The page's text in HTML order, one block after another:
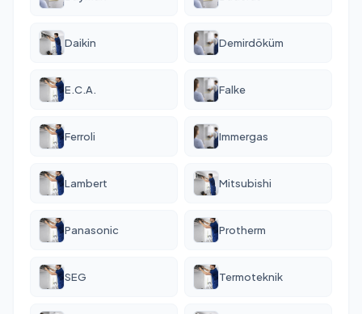
Daikin Demirdöküm
E.C.A. Falke
Ferroli Immergas
Lambert Mitsubishi
Panasonic Protherm
SEG Termoteknik